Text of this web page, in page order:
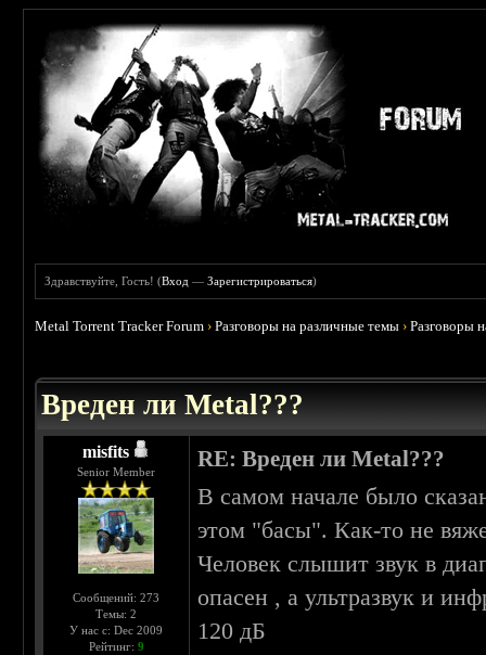
Здравствуйте, Гость! (Вход —Зарегистрироваться)
Metal Torrent Tracker Forum ›Разговоры на различные темы ›Разговоры
Вреден ли Metal???
misfits
Senior Member
Сообщений: 273
Темы: 2
У нас с: Dec 2009
Рейтинг: 9
RE: Вреден ли Metal???
В самом начале было
этом "басы". Как-то не
Человек слышит звук в
опасен , а ультразвук и
120 дБ